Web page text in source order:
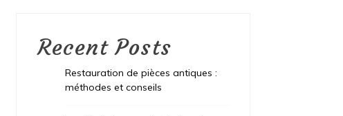
Recent Posts
Restauration de pièces antiques :
méthodes et conseils